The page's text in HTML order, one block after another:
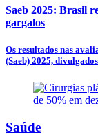
Saeb 2025: Brasil
gargalos
Os resultados nas
(Saeb) 2025,
Saúde